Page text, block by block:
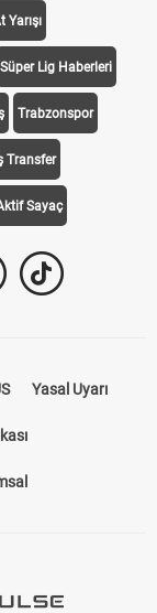
Yarışı
Süper Lig Haberleri
Trabzonspor
Transfer
Sayaç
Yasal Uyarı